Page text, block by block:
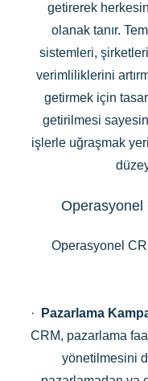
getirerek
olanak tanır.
sistemleri,
verimliliklerini
getirmek için
getirilmesi
işlerle uğraşmak
Operasyonel
Operasyonel
· Pazarlama
CRM, pazarlama
yönetilmesini